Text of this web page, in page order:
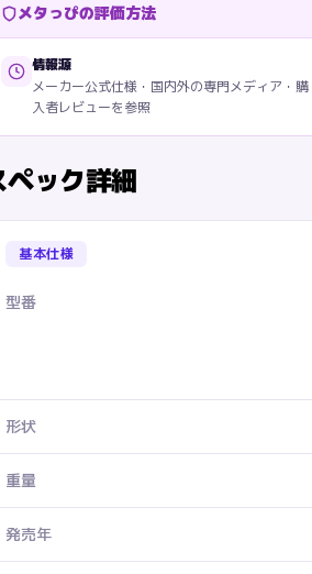
メタっぴの評価方法
情報源
メーカー公式仕様・国内外の専門メディア・購
入者レビューを参照
ペック詳細
基本仕様
型番
形状
重量
発売年